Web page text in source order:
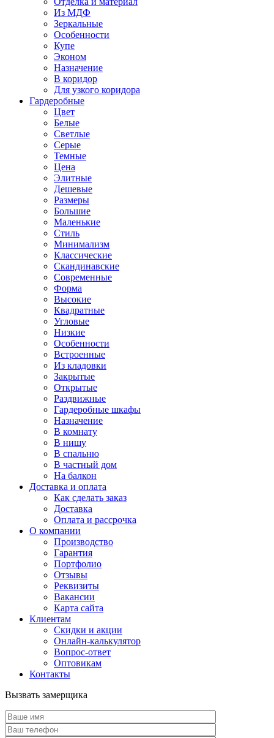
Из МДФ
Зеркальные
Особенности
Купе
Эконом
Назначение
В коридор
Для узкого коридора
Гардеробные
Цвет
Белые
Светлые
Серые
Темные
Цена
Элитные
Дешевые
Размеры
Большие
Маленькие
Стиль
Минимализм
Классические
Скандинавские
Современные
Форма
Высокие
Квадратные
Угловые
Низкие
Особенности
Встроенные
Из кладовки
Закрытые
Открытые
Раздвижные
Гардеробные шкафы
Назначение
В комнату
В нишу
В спальню
В частный дом
На балкон
Доставка и оплата
Как сделать заказ
Доставка
Оплата и рассрочка
О компании
Производство
Гарантия
Портфолио
Отзывы
Реквизиты
Вакансии
Карта сайта
Клиентам
Скидки и акции
Онлайн-калькулятор
Вопрос-ответ
Оптовикам
Контакты
Вызвать замерщика